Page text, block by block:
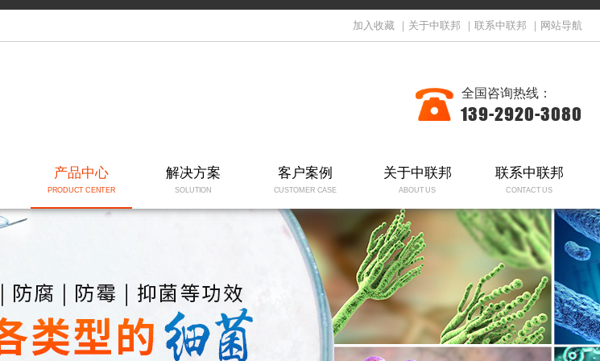
加入收藏 关于中联邦 联系中联邦 网站导航
全国咨询热线：
139-2920-3080
产品中心
PRODUCT CENTER
解决方案
SOLUTION
客户案例
CUSTOMER CASE
关于中联邦
ABOUT US
联系中联邦
CONTACT US